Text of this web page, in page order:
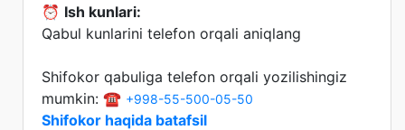
⏰ Ish kunlari:
Qabul kunlarini telefon orqali aniqlang
Shifokor qabuliga telefon orqali yozilishingiz
mumkin: ☎️ +998-55-500-05-50
Shifokor haqida batafsil